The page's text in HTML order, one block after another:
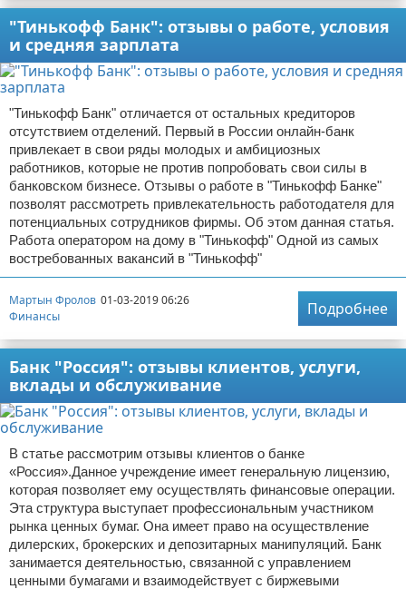
"Тинькофф Банк": отзывы о работе, условия
и средняя зарплата
"Тинькофф Банк" отличается от остальных кредиторов
отсутствием отделений. Первый в России онлайн-банк
привлекает в свои ряды молодых и амбициозных
работников, которые не против попробовать свои силы в
банковском бизнесе. Отзывы о работе в "Тинькофф Банке"
позволят рассмотреть привлекательность работодателя для
потенциальных сотрудников фирмы. Об этом данная статья.
Работа оператором на дому в "Тинькофф" Одной из самых
востребованных вакансий в "Тинькофф"
Мартын Фролов 01-03-2019 06:26
Финансы
Подробнее
Банк "Россия": отзывы клиентов, услуги,
вклады и обслуживание
В статье рассмотрим отзывы клиентов о банке
«Россия».Данное учреждение имеет генеральную лицензию,
которая позволяет ему осуществлять финансовые операции.
Эта структура выступает профессиональным участником
рынка ценных бумаг. Она имеет право на осуществление
дилерских, брокерских и депозитарных манипуляций. Банк
занимается деятельностью, связанной с управлением
ценными бумагами и взаимодействует с биржевыми